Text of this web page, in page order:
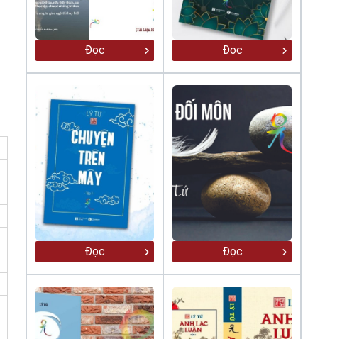
Đọc Đọc
Đọc Đọc